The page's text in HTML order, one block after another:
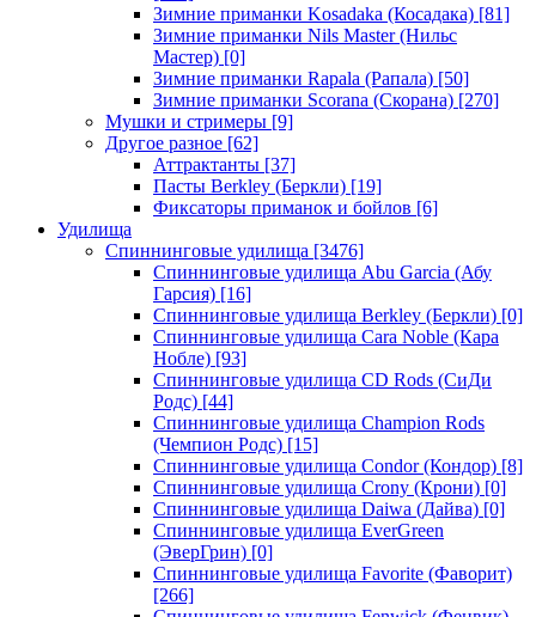
Зимние приманки Kosadaka (Косадака) [81]
Зимние приманки Nils Master (Нильс
Мастер) [0]
Зимние приманки Rapala (Рапала) [50]
Зимние приманки Scorana (Скорана) [270]
Мушки и стримеры [9]
Другое разное [62]
Аттрактанты [37]
Пасты Berkley (Беркли) [19]
Фиксаторы приманок и бойлов [6]
Удилища
Спиннинговые удилища [3476]
Спиннинговые удилища Abu Garcia (Абу
Гарсия) [16]
Спиннинговые удилища Berkley (Беркли) [0]
Спиннинговые удилища Cara Noble (Кара
Нобле) [93]
Спиннинговые удилища CD Rods (СиДи
Родс) [44]
Спиннинговые удилища Champion Rods
(Чемпион Родс) [15]
Спиннинговые удилища Condor (Кондор) [8]
Спиннинговые удилища Crony (Крони) [0]
Спиннинговые удилища Daiwa (Дайва) [0]
Спиннинговые удилища EverGreen
(ЭверГрин) [0]
Спиннинговые удилища Favorite (Фаворит)
[266]